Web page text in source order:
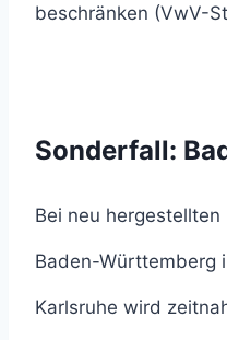
beschränken (VwV-
Sonderfall:
Bei neu
Baden-Württemberg
Karlsruhe wird